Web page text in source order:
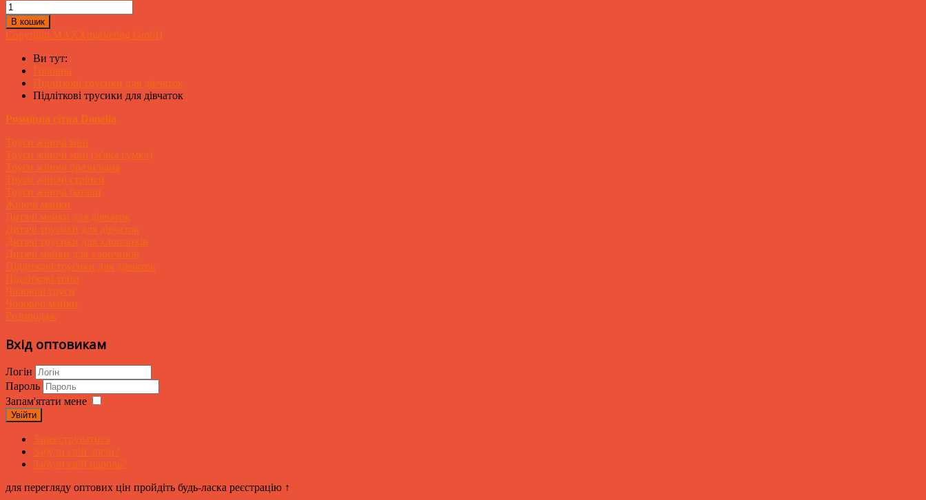
Copyright MAXXmarketing GmbH
Ви тут:
Головна
Підліткові трусики для дівчаток
Підліткові трусики для дівчаток
Розмірна сітка Donella
Труси жіночі міні
Труси жіночі міні (м'яка гумка)
Труси жіночі бразиліана
Труси жіночі стрінги
Труси жіночі батали
Жіночі майки
Дитячі майки для дівчаток
Дитячі трусики для дівчаток
Дитячі трусики для хлопчиків
Дитячі майки для хлопчиків
Підліткові трусики для дівчаток
Підліткові топи
Чоловічі труси
Чоловічі майки
Розпродаж
Вхід оптовикам
Логін
Пароль
Запам'ятати мене
Увійти
Зареєструватися
Забули свій логін?
Забули свій пароль?
для перегляду оптових цін пройдіть будь-ласка реєстрацію ↑